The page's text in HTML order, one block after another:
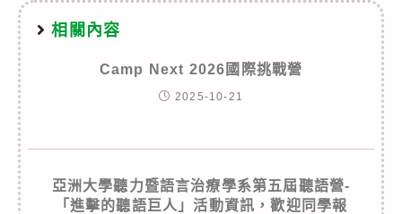
相關內容
Camp Next 2026國際挑戰營
2025-10-21
亞洲大學聽力暨語言治療學系第五屆聽語營-
「進擊的聽語巨人」活動資訊，歡迎同學報